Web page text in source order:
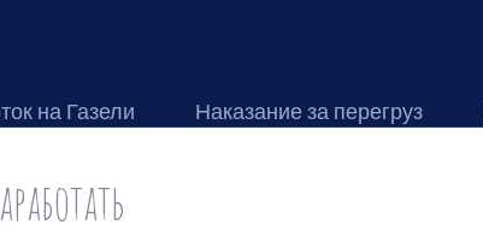
на Газели Наказание за перегруз